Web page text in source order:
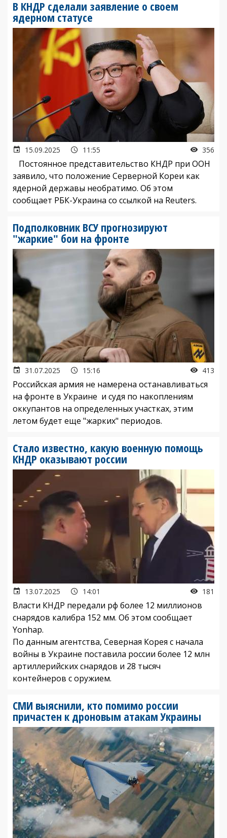
В КНДР сделали заявление о своем
ядерном статусе
15.09.2025 11:55 356
Постоянное представительство КНДР при ООН
заявило, что положение Серверной Кореи как
ядерной державы необратимо. Об этом
сообщает РБК-Украина со ссылкой на Reuters.
Подполковник ВСУ прогнозируют
"жаркие" бои на фронте
31.07.2025 15:16 413
Российская армия не намерена останавливаться
на фронте в Украине и судя по накоплениям
оккупантов на определенных участках, этим
летом будет еще "жарких" периодов.
Стало известно, какую военную помощь
КНДР оказывают россии
13.07.2025 14:01 181
Власти КНДР передали рф более 12 миллионов
снарядов калибра 152 мм. Об этом сообщает
Yonhap.
По данным агентства, Северная Корея с начала
войны в Украине поставила россии более 12 млн
артиллерийских снарядов и 28 тысяч
контейнеров с оружием.
СМИ выяснили, кто помимо россии
причастен к дроновым атакам Украины